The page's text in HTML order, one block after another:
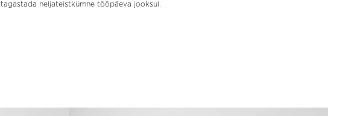
tagastada neljateistkümne tööpäeva jooksul.